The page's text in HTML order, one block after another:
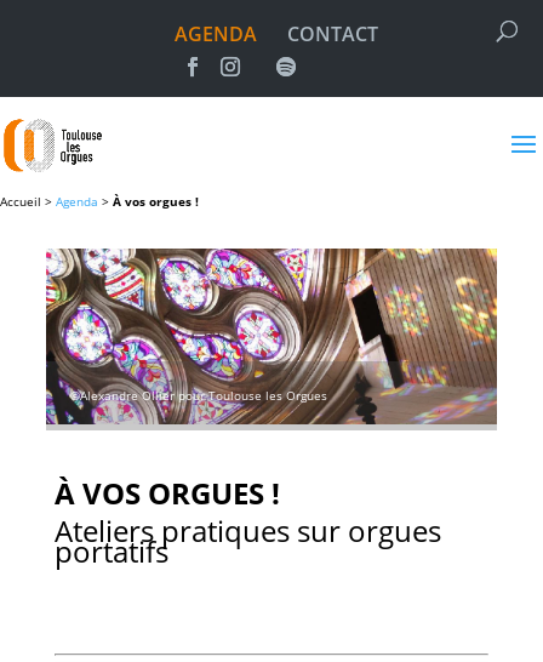
AGENDA CONTACT
Accueil > Agenda > À vos orgues !
©Alexandre Ollier pour Toulouse les Orgues
À VOS ORGUES !
Ateliers pratiques sur orgues
portatifs